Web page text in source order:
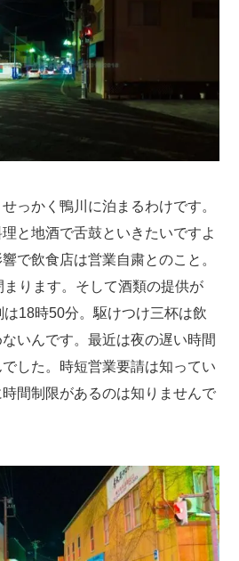
っかく鴨川に泊まるわけです。
と地酒で舌鼓といきたいですよ
で飲食店は営業自粛とのこと。
まります。そして酒類の提供が
18時50分。駆けつけ三杯は飲
いんです。最近は夜の遅い時間
した。時短営業要請は知ってい
間制限があるのは知りませんで